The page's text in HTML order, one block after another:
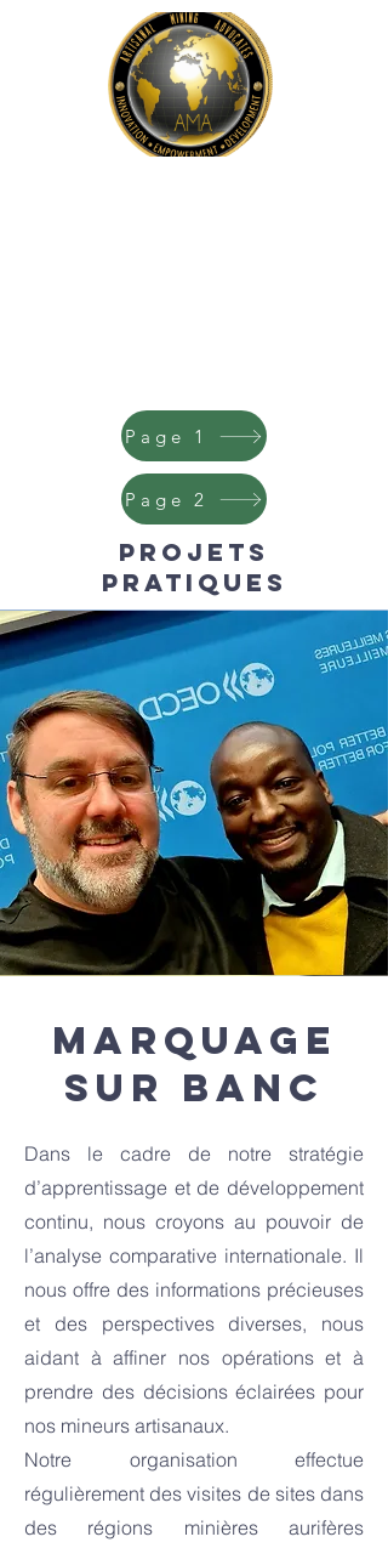
Page 1
Page 2
Projets
pratiques
Marquage
sur banc
Dans le cadre de notre stratégie
d’apprentissage et de développement
continu, nous croyons au pouvoir de
l’analyse comparative internationale. Il
nous offre des informations précieuses
et des perspectives diverses, nous
aidant à affiner nos opérations et à
prendre des décisions éclairées pour
nos mineurs artisanaux.
Notre organisation effectue
régulièrement des visites de sites dans
des régions minières aurifères